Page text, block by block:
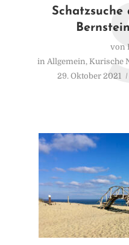
Schatzsuche
von
in Allgemein, Kurische
29. Oktober 2021